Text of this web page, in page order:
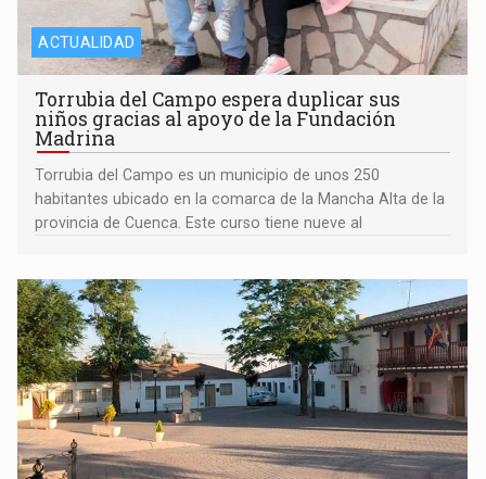
ACTUALIDAD
Torrubia del Campo espera duplicar sus
niños gracias al apoyo de la Fundación
Madrina
Torrubia del Campo es un municipio de unos 250
habitantes ubicado en la comarca de la Mancha Alta de la
provincia de Cuenca. Este curso tiene nueve al